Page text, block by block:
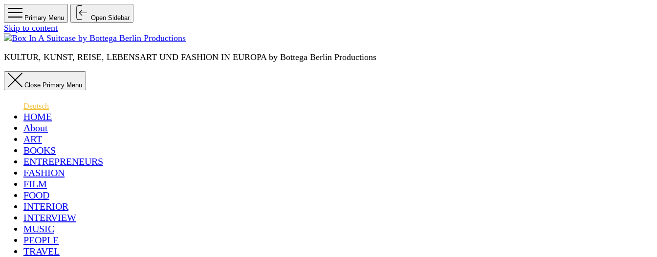
Primary Menu Open Sidebar
Skip to content
KULTUR, KUNST, REISE, LEBENSART UND FASHION IN EUROPA by Bottega Berlin Productions
Close Primary Menu
Deutsch
HOME
About
ART
BOOKS
ENTREPRENEURS
FASHION
FILM
FOOD
INTERIOR
INTERVIEW
MUSIC
PEOPLE
TRAVEL